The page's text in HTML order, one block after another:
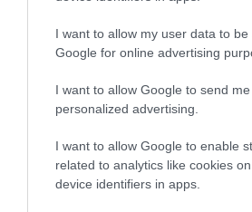
I want to allow my user data to be
Google for online advertising
I want to allow Google to send me
personalized advertising.
I want to allow Google to enable
related to analytics like cookies
device identifiers in apps.
4.2 5 4
1
3 0
2 0